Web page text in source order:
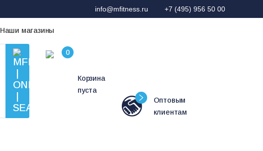
info@mfitness.ru +7 (495) 956 50 00
Наши магазины
Корзина
пуста
Оптовым
клиентам